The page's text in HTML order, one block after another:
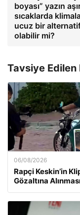
boyası” yazın
sıcaklarda
ucuz bir
olabilir mi?
Tavsiye Edilen
06/08/2026
Rapçi Keskin’in
Gözaltına